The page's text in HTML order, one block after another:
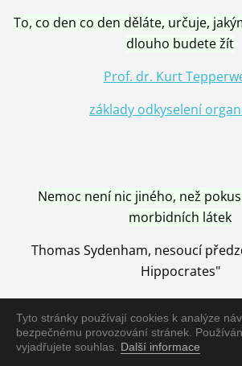
Tyto stránky používají cookies k analýze
bezpečnému provozování stránek.
vyjadřujete souhlas. Další informace
To, co den co den děláte, určuje,
dlouho budete žít
Prof. dr. Kurt
základy odkyselení
Nemoc není nic jiného, než
morbidních látek
Thomas Sydenham, nesoucí
Hippocrates"
Nemoc je vyléčena jen pomocí